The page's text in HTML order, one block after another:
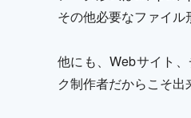
その他必要なファイル
他にも、Webサイト
ク制作者だからこそ出